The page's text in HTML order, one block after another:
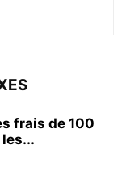
frais de 100